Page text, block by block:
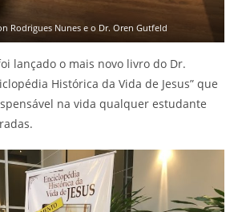
Rodrigues Nunes e o Dr. Oren Gutfeld
lançado o mais novo livro do Dr.
Histórica da Vida de Jesus” que
na vida qualquer estudante